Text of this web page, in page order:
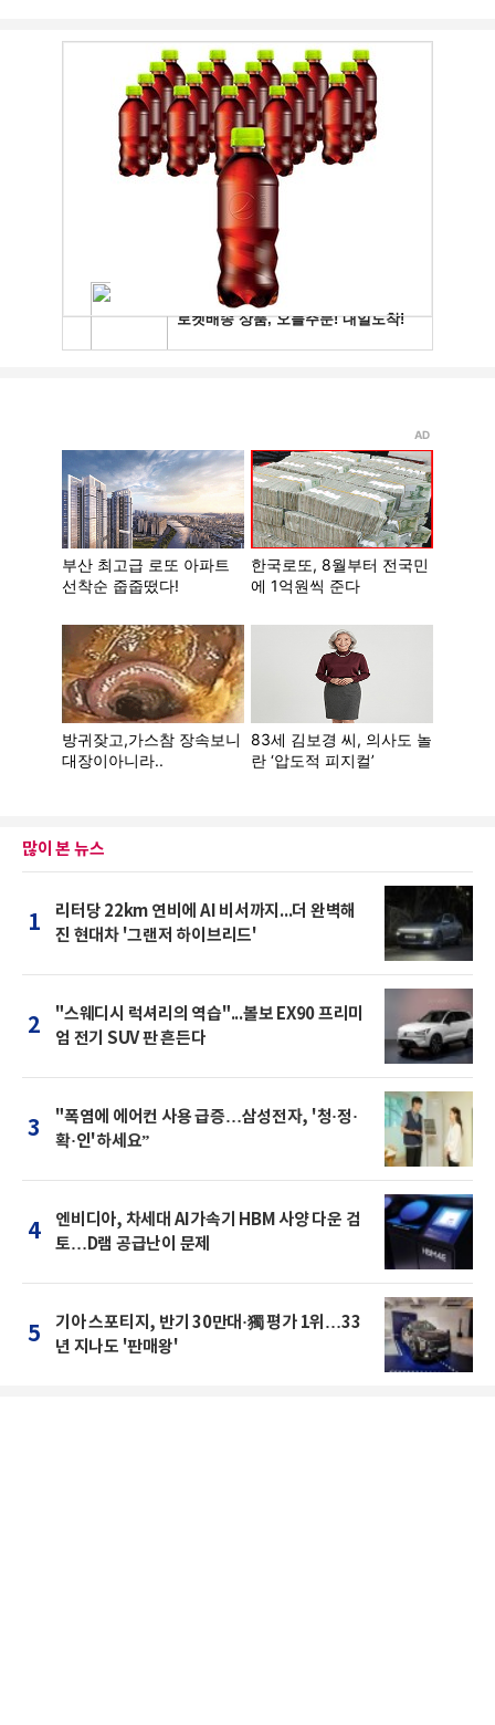
많이 본 뉴스
1
리터당 22km 연비에 AI 비서까지...더 완벽해
진 현대차 '그랜저 하이브리드'
2
"스웨디시 럭셔리의 역습"...볼보 EX90 프리미
엄 전기 SUV 판 흔든다
3
"폭염에 에어컨 사용 급증…삼성전자, '청·정·
확·인'하세요”
4
엔비디아, 차세대 AI가속기 HBM 사양 다운 검
토…D램 공급난이 문제
5
기아 스포티지, 반기 30만대·獨 평가 1위…33
년 지나도 '판매왕'